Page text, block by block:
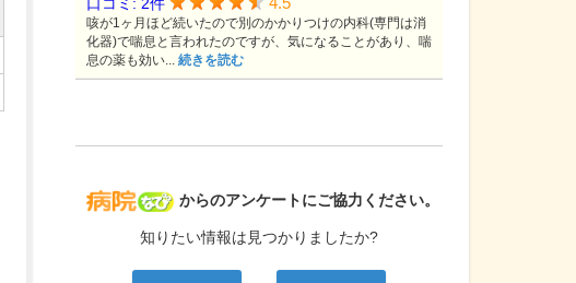
病院なび
からのアンケートにご協力ください。
知りたい情報は見つかりましたか?
口コミ: 2件
咳が1ヶ月ほど続いたので別のかかりつけの内科(専門は消
化器)で喘息と言われたのですが、気になることがあり、喘
息の薬も効い... 続きを読む